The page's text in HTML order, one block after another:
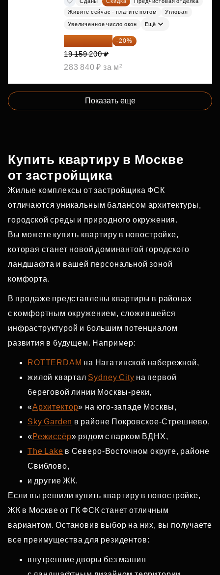
Живите сейчас - платите потом
Угловая
Увеличенное число окон Ещё
15 327 360 ₽ -20%
19 159 200 ₽
283 840 ₽ за м²
Показать еще
Купить квартиру в Москве
от застройщика
Жилые комплексы от застройщика ФСК
отличаются уникальным балансом архитектуры,
городской среды и природного окружения.
Вы можете купить квартиру в новостройке,
которая станет новой доминантой городского
ландшафта и вашей персональной зоной
комфорта.
В продаже представлены квартиры в районах
с комфортным окружением, сложившейся
инфраструктурой и большим потенциалом
развития в будущем. Например:
ROTTERDAM на Нагатинской набережной,
жилой квартал Sydney City на первой
береговой линии Москвы‑реки,
«Архитектор» на юго‑западе Москвы,
Sky Garden в районе Покровское‑Стрешнево,
«Режиссёр» рядом с парком ВДНХ,
The Lake в Северо‑Восточном округе, районе
Свиблово,
и другие ЖК.
Если вы решили купить квартиру в новостройке,
ЖК в Москве от ГК ФСК станет отличным
вариантом. Остановив выбор на них, вы получаете
все преимущества для резидентов:
внутренние дворы без машин